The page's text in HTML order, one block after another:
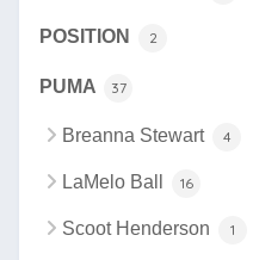
POSITION 2
PUMA 37
Breanna Stewart 4
LaMelo Ball 16
Scoot Henderson 1